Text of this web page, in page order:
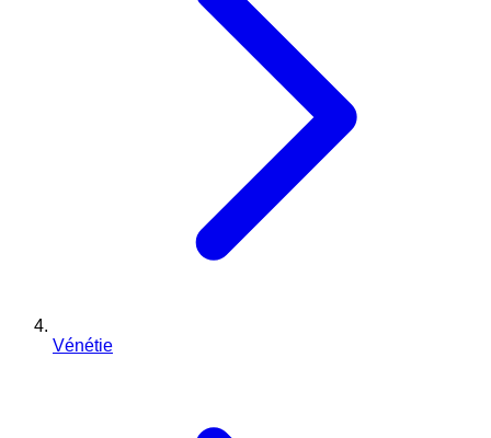
Vénétie